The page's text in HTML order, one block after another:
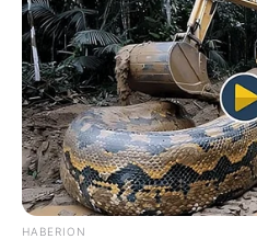
HABERION